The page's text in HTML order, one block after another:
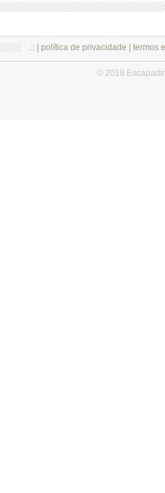
.:: | política de privacidade termos
© 2018